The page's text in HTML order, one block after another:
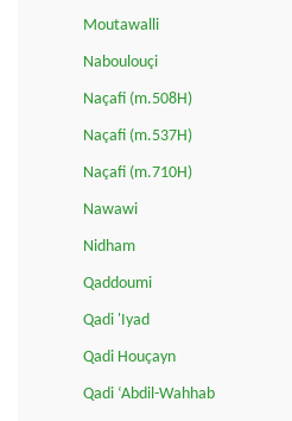
Moutawalli
Naboulouçi
Naçafi (m.508H)
Naçafi (m.537H)
Naçafi (m.710H)
Nawawi
Nidham
Qaddoumi
Qadi 'Iyad
Qadi Houçayn
Qadi ‘Abdil-Wahhab